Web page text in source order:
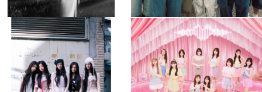
musicjapantv
💡8月特番放送決定！
8月 4
1 0
musicjapantv
💡8月特番放送決定！
...
8月 4
1 0